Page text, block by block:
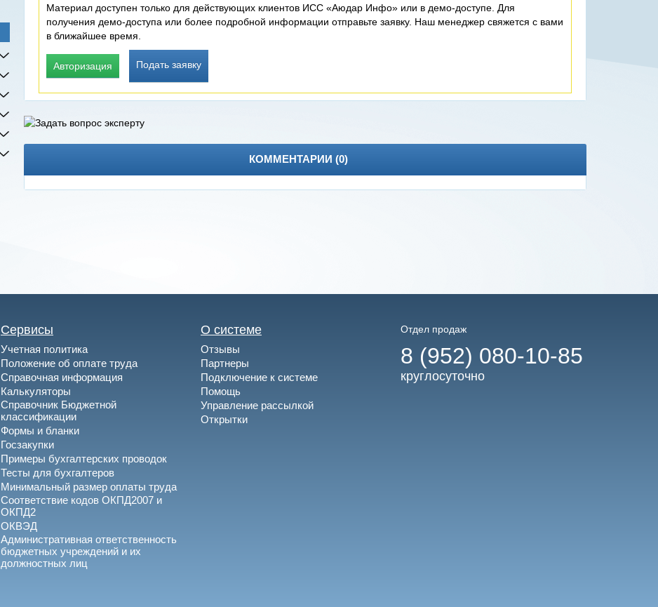
Материал доступен только для действующих клиентов ИСС «Аюдар Инфо» или в демо-доступе. Для
получения демо-доступа или более подробной информации отправьте заявку. Наш менеджер свяжется с вами
в ближайшее время.
Авторизация Подать заявку
КОММЕНТАРИИ (0)
Сервисы
Учетная политика
Положение об оплате труда
Справочная информация
Калькуляторы
Справочник Бюджетной
классификации
Формы и бланки
Госзакупки
Примеры бухгалтерских проводок
Тесты для бухгалтеров
Минимальный размер оплаты труда
Соответствие кодов ОКПД2007 и
ОКПД2
ОКВЭД
Административная ответственность
бюджетных учреждений и их
должностных лиц
О системе
Отзывы
Партнеры
Подключение к системе
Помощь
Управление рассылкой
Открытки
Отдел продаж
8 (952) 080-10-85
круглосуточно